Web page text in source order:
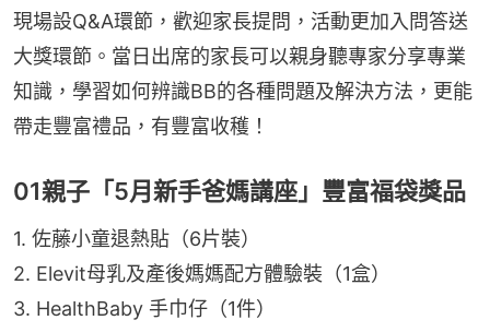
現場設Q&A環節，歡迎家長提問，活動更加入問答送
大獎環節。當日出席的家長可以親身聽專家分享專業
知識，學習如何辨識BB的各種問題及解決方法，更能
帶走豐富禮品，有豐富收穫！
01親子「5月新手爸媽講座」豐富福袋獎品
1. 佐藤小童退熱貼（6片裝）
2. Elevit母乳及產後媽媽配方體驗裝（1盒）
3. HealthBaby 手巾仔（1件）